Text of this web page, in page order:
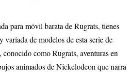
para móvil barata de Rugrats, tienes
de modelos de esta serie de
como Rugrats, aventuras en
animados de Nickelodeon que narra